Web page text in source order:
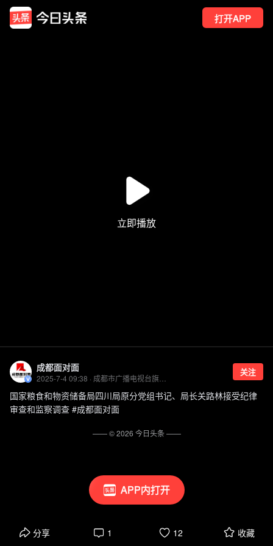
打开APP
APP内打开
成都面对面 关注
国家粮食和物资储备局四川局原分党组书记、局长关路林接受纪律
审查和监察调查 #成都面对面
分享 1 12 收藏
—— ©2026 今日头条——